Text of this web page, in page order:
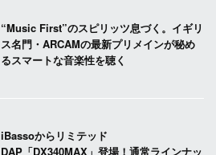
“Music First”のスピリッツ息づく。イギリ
ス名門・ARCAMの最新プリメインが秘め
るスマートな音楽性を聴く
iBassoからリミテッド
DAP「DX340MAX」登場！通常ラインナッ